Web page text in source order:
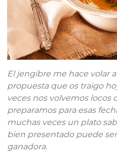
El jengibre me hace volar
propuesta que os traigo
veces nos volvemos locos
preparamos para esas
muchas veces un plato
bien presentado puede
ganadora.